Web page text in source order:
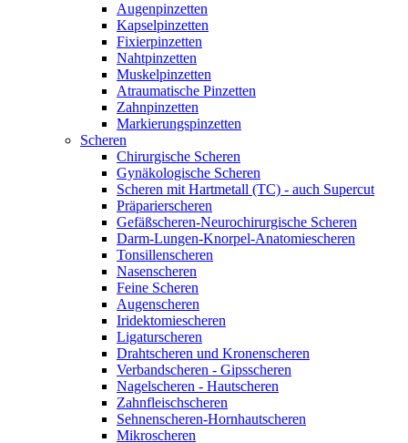
Augenpinzetten
Kapselpinzetten
Fixierpinzetten
Nahtpinzetten
Muskelpinzetten
Atraumatische Pinzetten
Zahnpinzetten
Markierungspinzetten
Scheren
Chirurgische Scheren
Gynäkologische Scheren
Scheren mit Hartmetall (TC) - auch Supercut
Präparierscheren
Gefäßscheren-Neurochirurgische Scheren
Darm-Lungen-Knorpel-Anatomiescheren
Tonsillenscheren
Nasenscheren
Feine Scheren
Augenscheren
Iridektomiescheren
Ligaturscheren
Drahtscheren und Kronenscheren
Verbandscheren - Gipsscheren
Nagelscheren - Hautscheren
Zahnfleischscheren
Sehnenscheren-Hornhautscheren
Mikroscheren